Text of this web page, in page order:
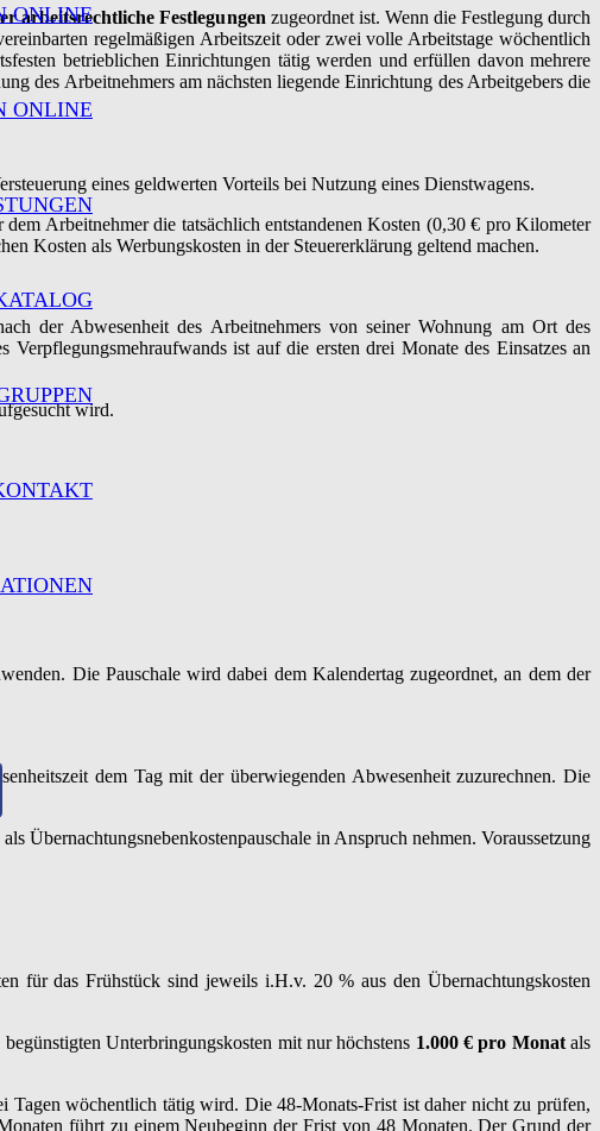
ONLINE
ONLINE
arbeitsrechtliche Festlegungen zugeordnet ist. Wenn die Festlegung durch
regelmäßigen Arbeitszeit oder zwei volle Arbeitstage wöchentlich
betrieblichen Einrichtungen tätig werden und erfüllen davon mehrere
des Arbeitnehmers am nächsten liegende Einrichtung des Arbeitgebers die
eines geldwerten Vorteils bei Nutzung eines Dienstwagens.
Arbeitnehmer die tatsächlich entstandenen Kosten (0,30 € pro Kilometer
Kosten als Werbungskosten in der Steuererklärung geltend machen.
der Abwesenheit des Arbeitnehmers von seiner Wohnung am Ort des
ist auf die ersten drei Monate des Einsatzes an
wird.
Die Pauschale wird dabei dem Kalendertag zugeordnet, an dem der
dem Tag mit der überwiegenden Abwesenheit zuzurechnen. Die
als Übernachtungsnebenkostenpauschale in Anspruch nehmen. Voraussetzung
für das Frühstück sind jeweils i.H.v. 20 % aus den Übernachtungskosten
Unterbringungskosten mit nur höchstens 1.000 € pro Monatals
Tagen wöchentlich tätig wird. Die 48-Monats-Frist ist daher nicht zu prüfen,
führt zu einem Neubeginn der Frist von 48 Monaten. Der Grund der